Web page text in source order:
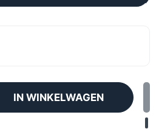
IN WINKELWAGEN